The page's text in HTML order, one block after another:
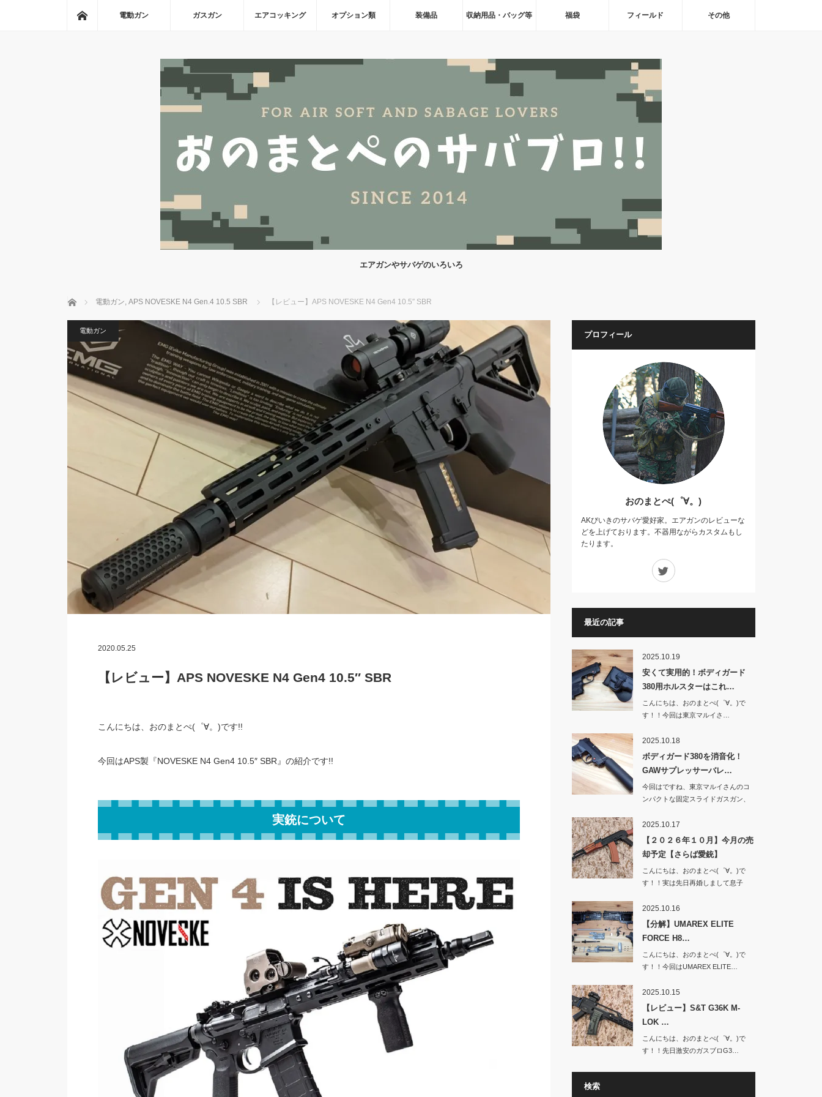
ホーム電動ガン ガスガン エアコッキング オプション類 装備品 収納用品・バッグ等 福袋 フィールド その他
エアガンやサバゲのいろいろ
ホーム 電動ガン, APS NOVESKE N4 Gen.4 10.5 SBR 【レビュー】APS NOVESKE N4 Gen4 10.5″ SBR
電動ガン
2020.05.25
【レビュー】APS NOVESKE N4 Gen4 10.5″ SBR
こんにちは、おのまとぺ(゜∀。)です!!
今回はAPS製『NOVESKE N4 Gen4 10.5″ SBR』の紹介です!!
実銃について
プロフィール
おのまとぺ(゜∀。)
AKびいきのサバゲ愛好家。エアガンのレビューな
どを上げております。不器用ながらカスタムもし
たります。
最近の記事
2025.10.19
安くて実用的！ボディガード
380用ホルスターはこれ…
こんにちは、おのまとぺ(゜∀。)で
す！！今回は東京マルイさ…
2025.10.18
ボディガード380を消音化！
GAWサプレッサーバレ…
今回はですね、東京マルイさんのコ
ンパクトな固定スライドガスガン、
2025.10.17
【２０２６年１０月】今月の売
却予定【さらば愛銃】
こんにちは、おのまとぺ(゜∀。)で
す！！実は先日再婚しまして息子
2025.10.16
【分解】UMAREX ELITE
FORCE H8…
こんにちは、おのまとぺ(゜∀。)で
す！！今回はUMAREX ELITE…
2025.10.15
【レビュー】S&T G36K M-
LOK …
こんにちは、おのまとぺ(゜∀。)で
す！！先日激安のガスブロG3…
検索